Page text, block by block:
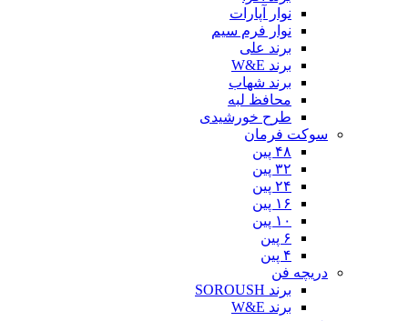
نوار آپارات
نوار فرم سیم
برند علی
برند W&E
برند شهاب
محافظ لبه
طرح خورشیدی
سوکت فرمان
۴۸ پین
۳۲ پین
۲۴ پین
۱۶ پین
۱۰ پین
۶ پین
۴ پین
دریچه فن
برند SOROUSH
برند W&E